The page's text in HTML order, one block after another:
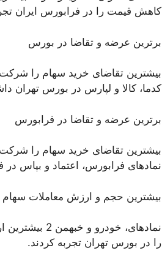
کاهش قیمت را در فرابورس ایران
برترین عرضه و تقاضا در بورس
بیشترین تقاضای خرید سهام را
کدما، کالا و لپارس در بورس تهران
برترین عرضه و تقاضا در فرابورس
بیشترین تقاضای خرید سهام را
نماد‌های فرابورس، اعتماد و بپاس در
بیشترین حجم و ارزش معاملات
نماد‌های،
را در بورس تهران تجربه کردند.